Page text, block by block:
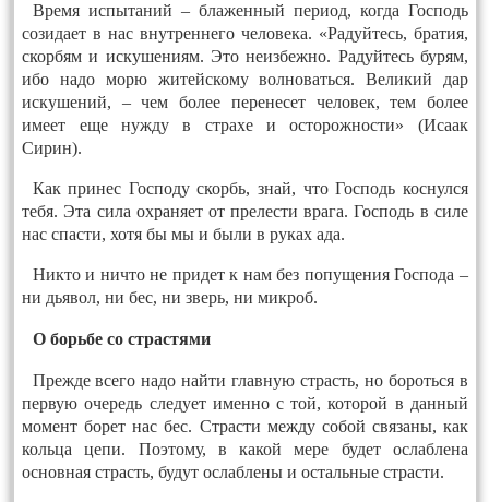
Время испытаний – блаженный период, когда Господь
созидает в нас внутреннего человека. «Радуйтесь, братия,
скорбям и искушениям. Это неизбежно. Радуйтесь бурям,
ибо надо морю житейскому волноваться. Великий дар
искушений, – чем более перенесет человек, тем более
имеет еще нужду в страхе и осторожности» (Исаак
Сирин).
Как принес Господу скорбь, знай, что Господь коснулся
тебя. Эта сила охраняет от прелести врага. Господь в силе
нас спасти, хотя бы мы и были в руках ада.
Никто и ничто не придет к нам без попущения Господа –
ни дьявол, ни бес, ни зверь, ни микроб.
О борьбе со страстями
Прежде всего надо найти главную страсть, но бороться в
первую очередь следует именно с той, которой в данный
момент борет нас бес. Страсти между собой связаны, как
кольца цепи. Поэтому, в какой мере будет ослаблена
основная страсть, будут ослаблены и остальные страсти.